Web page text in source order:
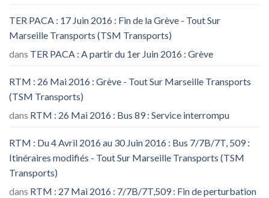
TER PACA : 17 Juin 2016 : Fin de la Grève - Tout Sur
Marseille Transports (TSM Transports)
dans TER PACA : A partir du 1er Juin 2016 : Grève
RTM : 26 Mai 2016 : Grève - Tout Sur Marseille Transports
(TSM Transports)
dans RTM : 26 Mai 2016 : Bus 89 : Service interrompu
RTM : Du 4 Avril 2016 au 30 Juin 2016 : Bus 7/7B/7T, 509 :
Itinéraires modifiés - Tout Sur Marseille Transports (TSM
Transports)
dans RTM : 27 Mai 2016 : 7/7B/7T,509 : Fin de perturbation